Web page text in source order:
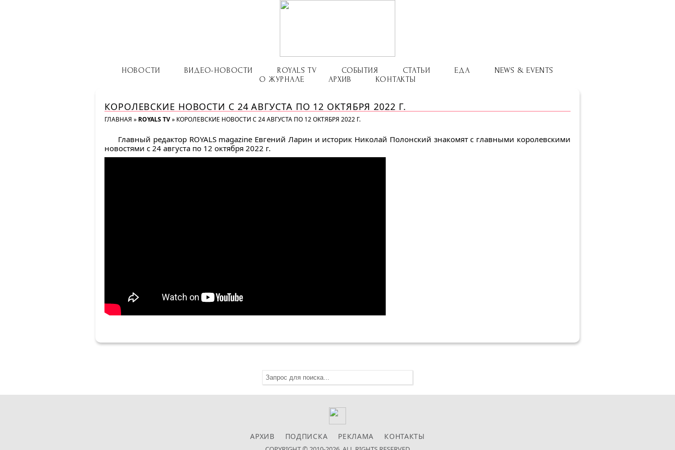
НОВОСТИ ВИДЕО-НОВОСТИ ROYALS TV СОБЫТИЯ СТАТЬИ ЕДА
NEWS & EVENTS
О ЖУРНАЛЕ
АРХИВ КОНТАКТЫ
КОРОЛЕВСКИЕ НОВОСТИ С 24 АВГУСТА ПО 12 ОКТЯБРЯ 2022 Г.
ГЛАВНАЯ » ROYALS TV» КОРОЛЕВСКИЕ НОВОСТИ С 24 АВГУСТА ПО 12 ОКТЯБРЯ 2022 Г.
Главный редактор ROYALS magazine Евгений Ларин и историк Николай Полонский знакомят с главными королевскими
новостями с 24 августа по 12 октября 2022 г.
АРХИВ ПОДПИСКА РЕКЛАМА КОНТАКТЫ